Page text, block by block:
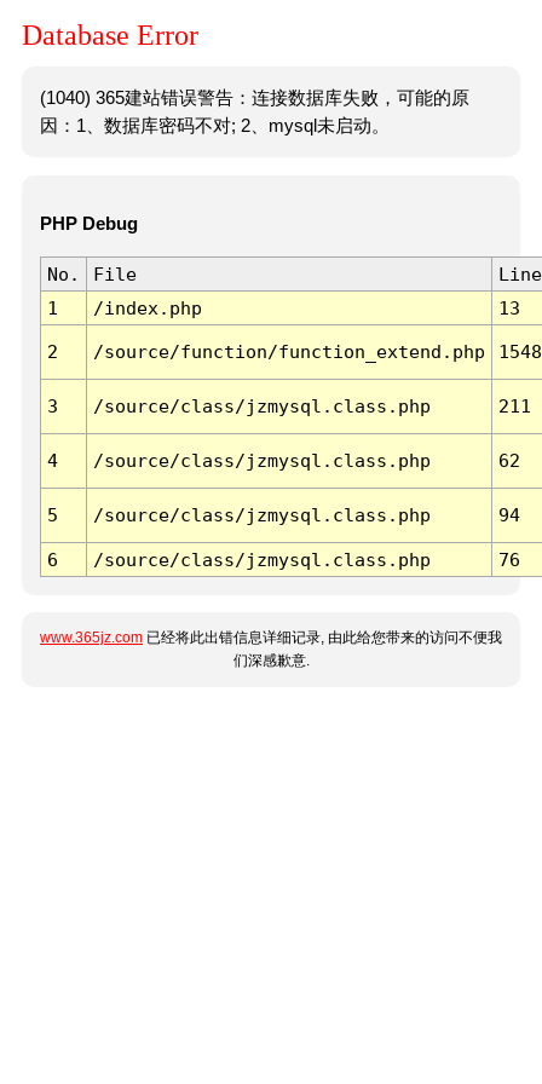
Database Error
(1040) 365建站错误警告：连接数据库失败，可能的原
因：1、数据库密码不对; 2、mysql未启动。
PHP Debug
No. File
Line
1
/index.php 13
2 /source/function/function_extend.php 1548
3 /source/class/jzmysql.class.php 211
4 /source/class/jzmysql.class.php 62
5 /source/class/jzmysql.class.php 94
6 /source/class/jzmysql.class.php 76
www.365jz.com 已经将此出错信息详细记录, 由此给您带来的访问不便我
们深感歉意.